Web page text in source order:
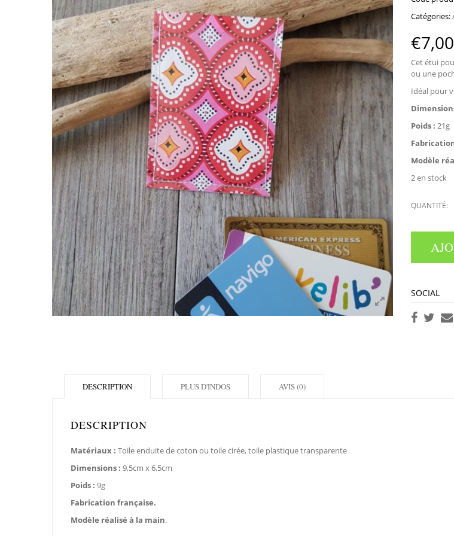
Catégories:
€7,00
Cet étui
ou une
Idéal pour
Poids : 21g
Modèle
2 en stock
QUANTITÉ:
SOCIAL
DESCRIPTION
DESCRIPTION
Matériaux : Toile enduite de coton ou toile cirée, toile plastique transparente
Dimensions : 9,5cm x 6,5cm
Poids : 9g
Fabrication française.
Modèle réalisé à la main.
PLUS D'INDOS AVIS (0)